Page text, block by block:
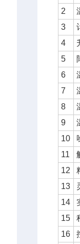
2
3
4
5
6
7
8
9
10
11
12
13
14
15
16